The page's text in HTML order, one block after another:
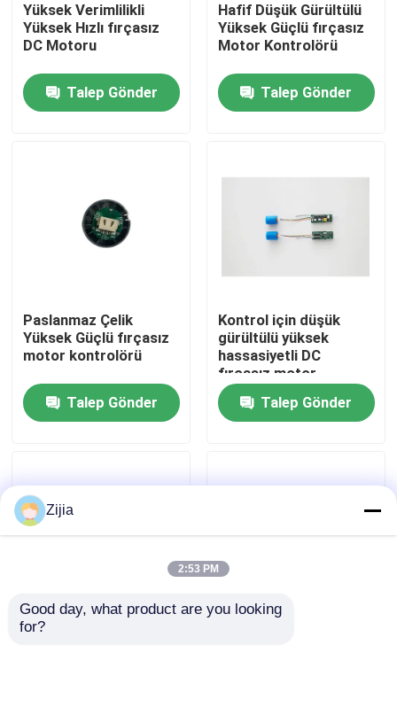
videolar
Fabrika turu
Kalite kontrol
Bize Ulaşın
Yüksek Verimlilikli
Yüksek Hızlı fırçasız
DC Motoru
Talep Gönder
Hafif Düşük Gürültülü
Yüksek Güçlü fırçasız
Motor Kontrolörü
Talep Gönder
Paslanmaz Çelik
Yüksek Güçlü fırçasız
motor kontrolörü
Talep Gönder
Kontrol için düşük
gürültülü yüksek
hassasiyetli DC
fırçasız motor
Talep Gönder
Yüksek verimlilikli DC
Zijia
2:53 PM
Good day, what product are you looking
for?